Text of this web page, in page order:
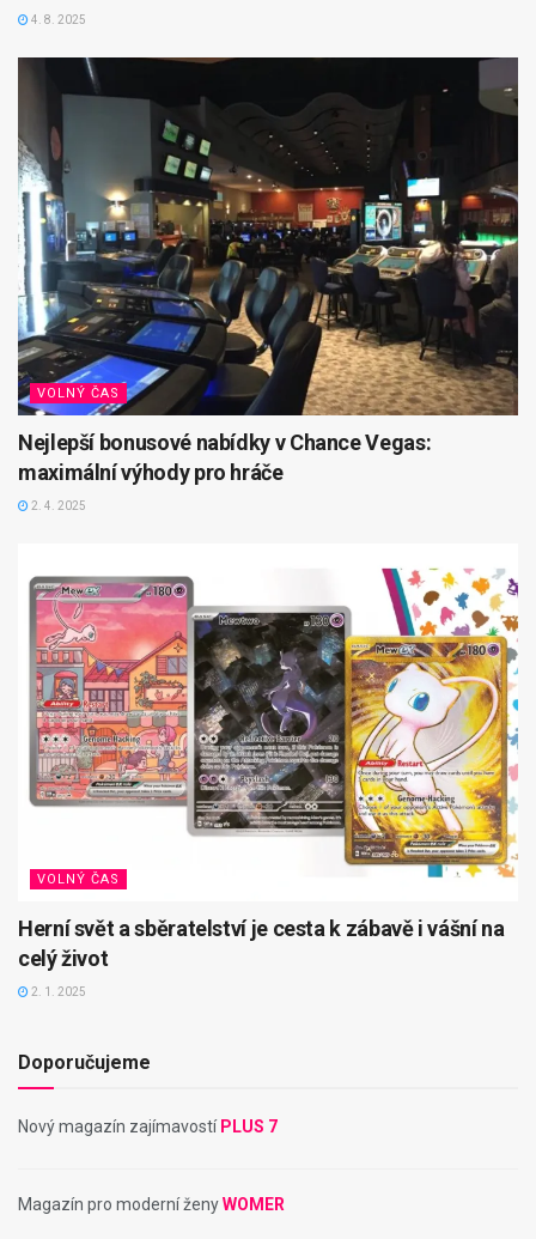
4. 8. 2025
VOLNÝ ČAS
Nejlepší bonusové nabídky v Chance Vegas:
maximální výhody pro hráče
2. 4. 2025
VOLNÝ ČAS
Herní svět a sběratelství je cesta k zábavě i vášní na
celý život
2. 1. 2025
Doporučujeme
Nový magazín zajímavostí PLUS 7
Magazín pro moderní ženyWOMER